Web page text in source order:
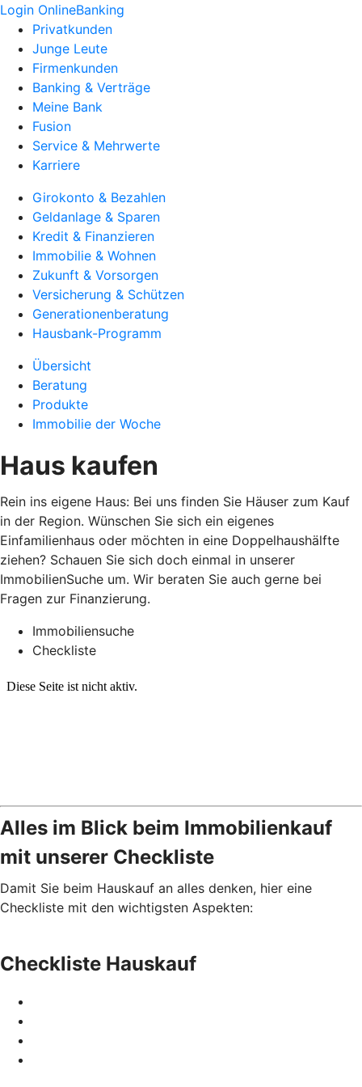
Login OnlineBanking
Privatkunden
Junge Leute
Firmenkunden
Banking & Verträge
Meine Bank
Fusion
Service & Mehrwerte
Karriere
Girokonto & Bezahlen
Geldanlage & Sparen
Kredit & Finanzieren
Immobilie & Wohnen
Zukunft & Vorsorgen
Versicherung & Schützen
Generationenberatung
Hausbank-Programm
Übersicht
Beratung
Produkte
Immobilie der Woche
Haus kaufen
Rein ins eigene Haus: Bei uns finden Sie Häuser zum Kauf
in der Region. Wünschen Sie sich ein eigenes
Einfamilienhaus oder möchten in eine Doppelhaushälfte
ziehen? Schauen Sie sich doch einmal in unserer
ImmobilienSuche um. Wir beraten Sie auch gerne bei
Fragen zur Finanzierung.
Immobiliensuche
Checkliste
Alles im Blick beim Immobilienkauf
mit unserer Checkliste
Damit Sie beim Hauskauf an alles denken, hier eine
Checkliste mit den wichtigsten Aspekten:
Checkliste Hauskauf